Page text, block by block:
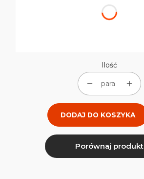
Rozmiar
Ilość
para
DODAJ DO KOSZYKA
Porównaj produkt